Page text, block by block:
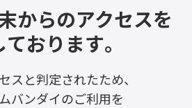
からのアクセスを
おります。
スと判定されたため、
バンダイのご利用を